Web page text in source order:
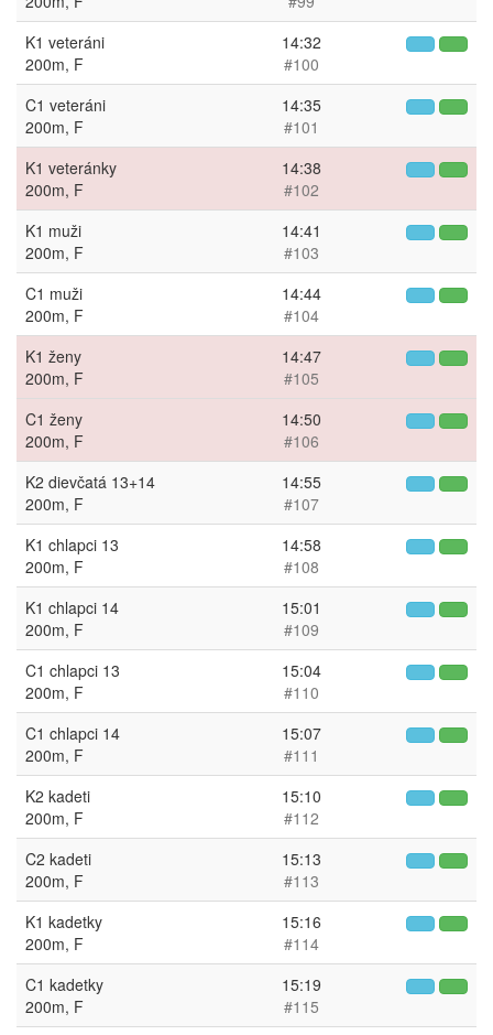
K1 veteráni
200m, F
14:32
#100
C1 veteráni
200m, F
14:35
#101
K1 veteránky
200m, F
14:38
#102
K1 muži
200m, F
14:41
#103
C1 muži
200m, F
14:44
#104
K1 ženy
200m, F
14:47
#105
C1 ženy
200m, F
14:50
#106
K2 dievčatá 13+14
200m, F
14:55
#107
K1 chlapci 13
200m, F
14:58
#108
K1 chlapci 14
200m, F
15:01
#109
C1 chlapci 13
200m, F
15:04
#110
C1 chlapci 14
200m, F
15:07
#111
K2 kadeti
200m, F
15:10
#112
C2 kadeti
200m, F
15:13
#113
K1 kadetky
200m, F
15:16
#114
C1 kadetky
200m, F
15:19
#115